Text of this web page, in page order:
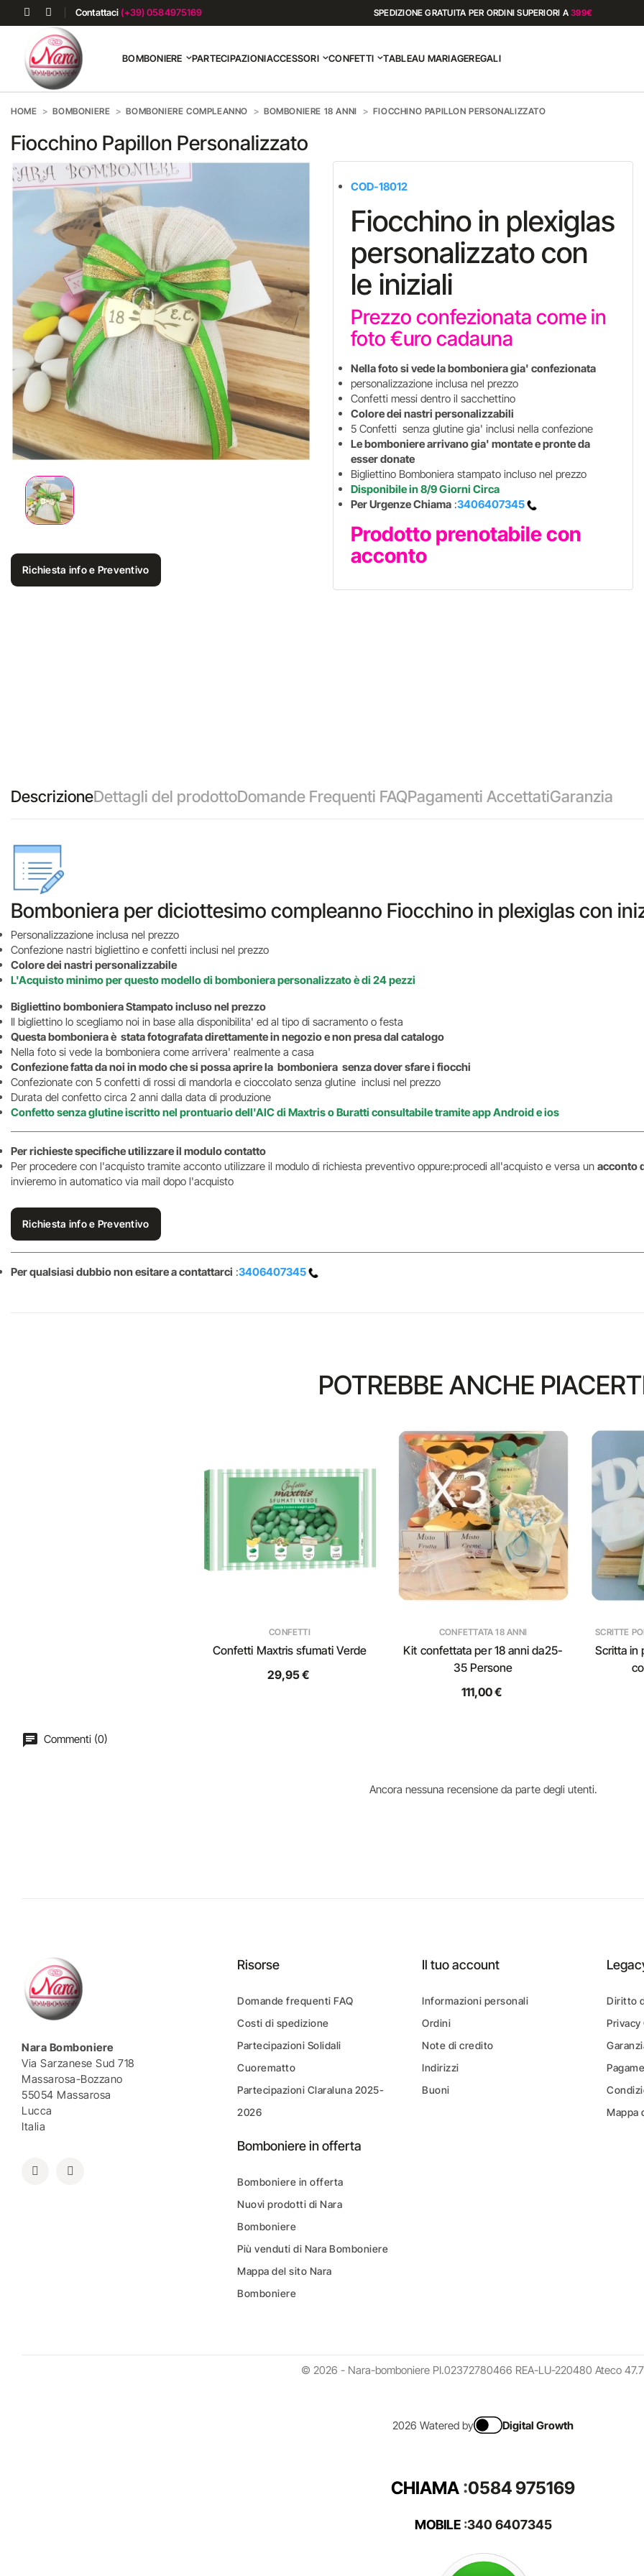
Contattaci (+39) 0584975169 SPEDIZIONE GRATUITA PER ORDINI SUPERIORI A399€
BOMBONIERE PARTECIPAZIONIACCESSORI CONFETTI TABLEAU MARIAGEREGALI
HOME BOMBONIERE BOMBONIERE COMPLEANNO BOMBONIERE 18 ANNI FIOCCHINO PAPILLON PERSONALIZZATO
Fiocchino Papillon Personalizzato
Richiesta info e Preventivo
COD-18012
Fiocchino in plexiglas
personalizzato con
le iniziali
Prezzo confezionata come in
foto €uro cadauna
Nella foto si vede la bomboniera gia' confezionata
personalizzazione inclusa nel prezzo
Confetti messi dentro il sacchettino
Colore dei nastri personalizzabili
5 Confetti senza glutine gia' inclusi nella confezione
Le bomboniere arrivano gia' montate e pronte da
esser donate
Bigliettino Bomboniera stampato incluso nel prezzo
Disponibile in 8/9 Giorni Circa
Per Urgenze Chiama:3406407345
Prodotto prenotabile con
acconto
DescrizioneDettagli del prodottoDomande Frequenti FAQPagamenti AccettatiGaranzia
Bomboniera per diciottesimo compleanno Fiocchino in plexiglas con
Personalizzazione inclusa nel prezzo
Confezione nastri bigliettino e confetti inclusi nel prezzo
Colore dei nastri personalizzabile
L'Acquisto minimo per questo modello di bomboniera personalizzato è di 24 pezzi
Bigliettino bomboniera Stampato incluso nel prezzo
Il bigliettino lo scegliamo noi in base alla disponibilita' ed al tipo di sacramento o festa
Questa bomboniera è stata fotografata direttamente in negozio e non presa dal catalogo
Nella foto si vede la bomboniera come arrivera' realmente a casa
Confezione fatta da noi in modo che si possa aprire la bomboniera senza dover sfare i fiocchi
Confezionate con 5 confetti di rossi di mandorla e cioccolato senza glutine inclusi nel prezzo
Durata del confetto circa 2 anni dalla data di produzione
Confetto senza glutine iscritto nel prontuario dell'AIC di Maxtris o Buratti consultabile tramite app Android e ios
Per richieste specifiche utilizzare il modulo contatto
Per procedere con l'acquisto tramite acconto utilizzare il modulo di richiesta preventivo oppure:procedi all'acquisto e versa un acconto
invieremo in automatico via mail dopo l'acquisto
Richiesta info e Preventivo
Per qualsiasi dubbio non esitare a contattarci :3406407345
POTREBBE ANCHE
CONFETTI
Confetti Maxtris sfumati Verde
29,95 €
CONFETTATA 18 ANNI
Kit confettata per 18 anni da25-
35 Persone
111,00 €
SCRITTE
Scritta in
Commenti (0)
Ancora nessuna recensione da parte degli utenti.
Nara Bomboniere
Via Sarzanese Sud 718
Massarosa-Bozzano
55054 Massarosa
Lucca
Italia
Risorse
Domande frequenti FAQ
Costi di spedizione
Partecipazioni Solidali
Cuorematto
Partecipazioni Claraluna 2025-
2026
Bomboniere in offerta
Bomboniere in offerta
Nuovi prodotti di Nara
Bomboniere
Più venduti di Nara Bomboniere
Mappa del sito Nara
Bomboniere
Il tuo account
Informazioni personali
Ordini
Note di credito
Indirizzi
Buoni
Diritto
Privacy
Mappa
© 2026 - Nara-bomboniere PI.02372780466 REA-LU-220480 Ateco
2026 Watered by Digital Growth
CHIAMA :0584 975169
MOBILE:340 6407345